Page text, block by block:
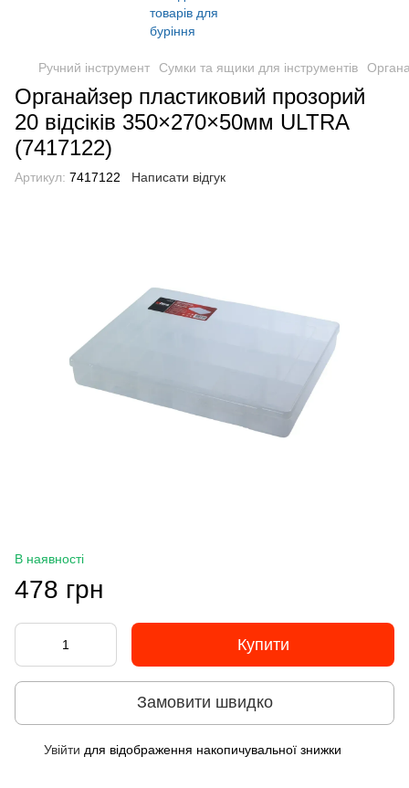
Ручний інструмент Сумки та ящики для інструментів
Органайзер пластиковий прозорий
20 відсіків 350×270×50мм ULTRA
(7417122)
Артикул: 7417122 Написати відгук
В наявності
478 грн
Купити
Замовити швидко
Увійти для відображення накопичувальної знижки